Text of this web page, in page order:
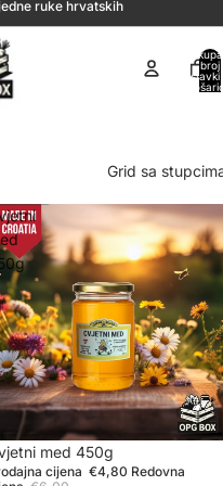
ruke hrvatskih
broj
stavki
Grid sa
med 450g
cijena €4,80 Redovna